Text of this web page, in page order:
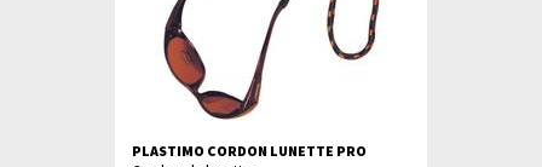
PLASTIMO CORDON LUNETTE PRO